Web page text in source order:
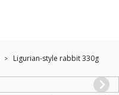
Ligurian-style rabbit 330g